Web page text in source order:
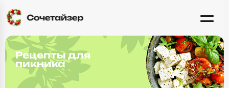
Рецепты для
пикника